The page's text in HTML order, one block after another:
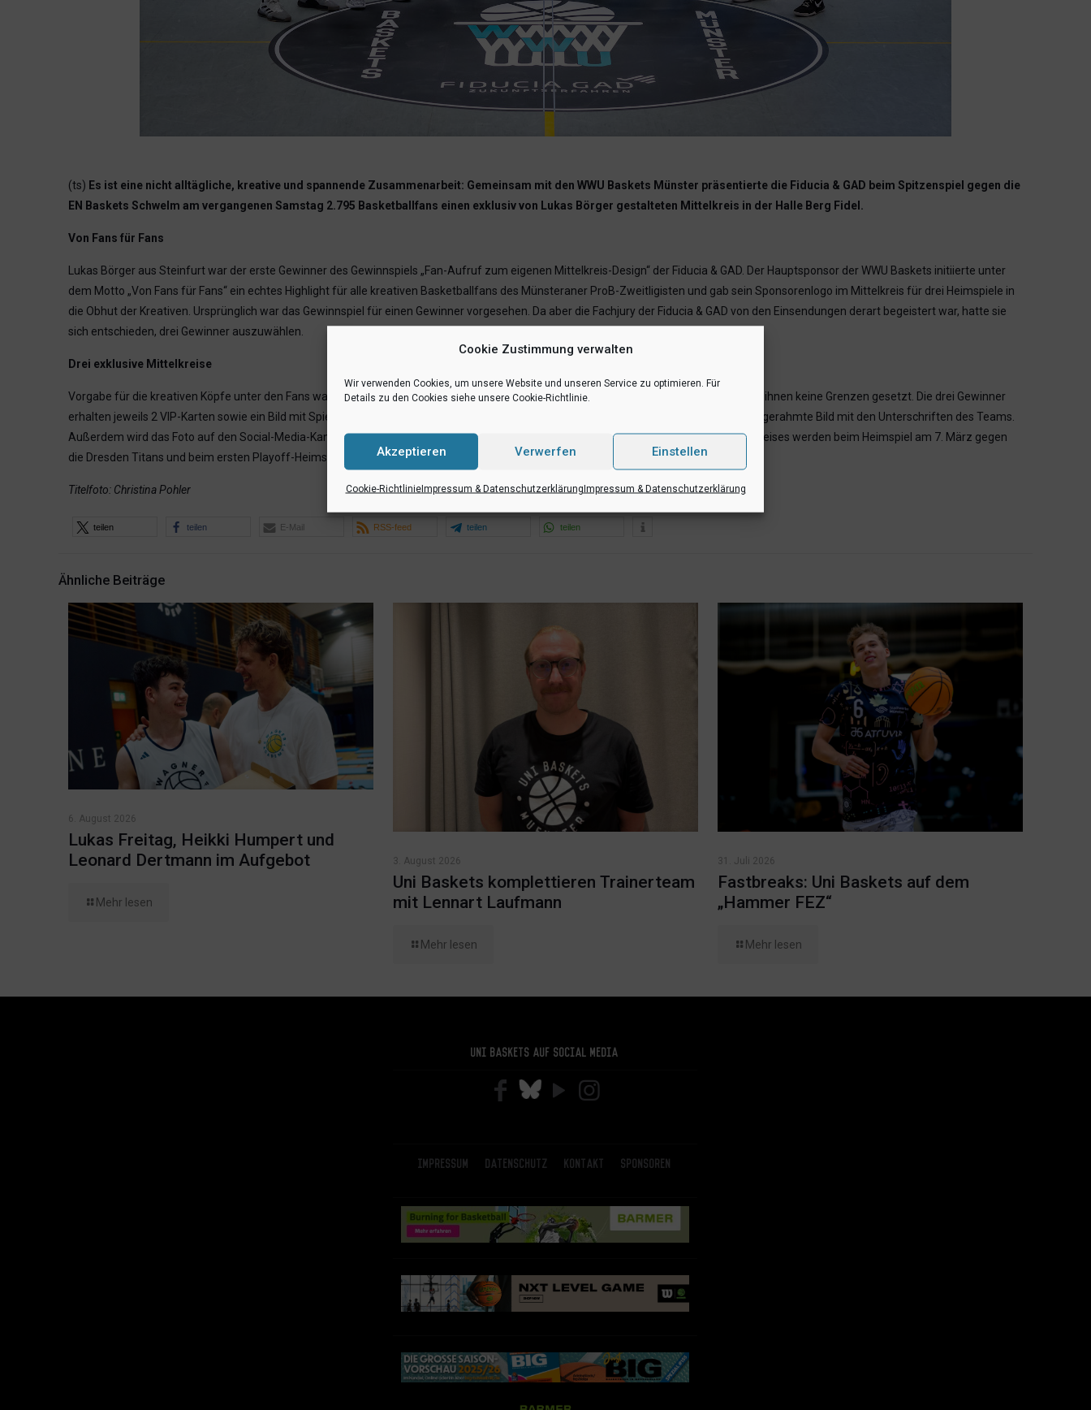
Cookie Zustimmung verwalten
Wir verwenden Cookies, um unsere Website und unseren Service zu optimieren. Für
Details zu den Cookies siehe unsere Cookie-Richtlinie.
Akzeptieren Verwerfen Einstellen
Cookie-RichtlinieImpressum & DatenschutzerklärungImpressum & Datenschutzerklärung
(ts) Es ist eine nicht alltägliche, kreative und spannende Zusammenarbeit: Gemeinsam mit den WWU Baskets Münster präsentierte die Fiducia & GAD beim Spitzenspiel gegen die
EN Baskets Schwelm am vergangenen Samstag 2.795 Basketballfans einen exklusiv von Lukas Börger gestalteten Mittelkreis in der Halle Berg Fidel.
Von Fans für Fans
Lukas Börger aus Steinfurt war der erste Gewinner des Gewinnspiels „Fan-Aufruf zum eigenen Mittelkreis-Design“ der Fiducia & GAD. Der Hauptsponsor der WWU Baskets initiierte unter
dem Motto „Von Fans für Fans“ ein echtes Highlight für alle kreativen Basketballfans des Münsteraner ProB-Zweitligisten und gab sein Sponsorenlogo im Mittelkreis für drei Heimspiele in
die Obhut der Kreativen. Ursprünglich war das Gewinnspiel für einen Gewinner vorgesehen. Da aber die Fachjury der Fiducia & GAD von den Einsendungen derart begeistert war, hatte sie
sich entschieden, drei Gewinner auszuwählen.
Drei exklusive Mittelkreise
Vorgabe für die kreativen Köpfe unter den Fans war, einen Bezug zu den WWU Baskets und Münster herzustellen. Darüber hinaus waren ihnen keine Grenzen gesetzt. Die drei Gewinner
erhalten jeweils 2 VIP-Karten sowie ein Bild mit Spielern der WWU Baskets im „eigenen“ Mittelkreis. Zusätzlich erhalten die Gewinner das gerahmte Bild mit den Unterschriften des Teams.
Außerdem wird das Foto auf den Social-Media-Kanälen der WWU Baskets gepostet. Die beiden nächsten Gewinnerentwürfe des Mittelkreises werden beim Heimspiel am 7. März gegen
die Dresden Titans und beim ersten Playoff-Heimspiel in der Halle Berg Fidel sichtbar sein.
Titelfoto: Christina Pohler
teilen teilen E-Mail RSS-feed teilen teilen
Ähnliche Beiträge
6. August 2026
Lukas Freitag, Heikki Humpert und
Leonard Dertmann im Aufgebot
Mehr lesen
3. August 2026
Uni Baskets komplettieren Trainerteam
mit Lennart Laufmann
Mehr lesen
31. Juli 2026
Fastbreaks: Uni Baskets auf dem
„Hammer FEZ“
Mehr lesen
Uni Baskets auf Social Media
Impressum Datenschutz Kontakt Sponsoren